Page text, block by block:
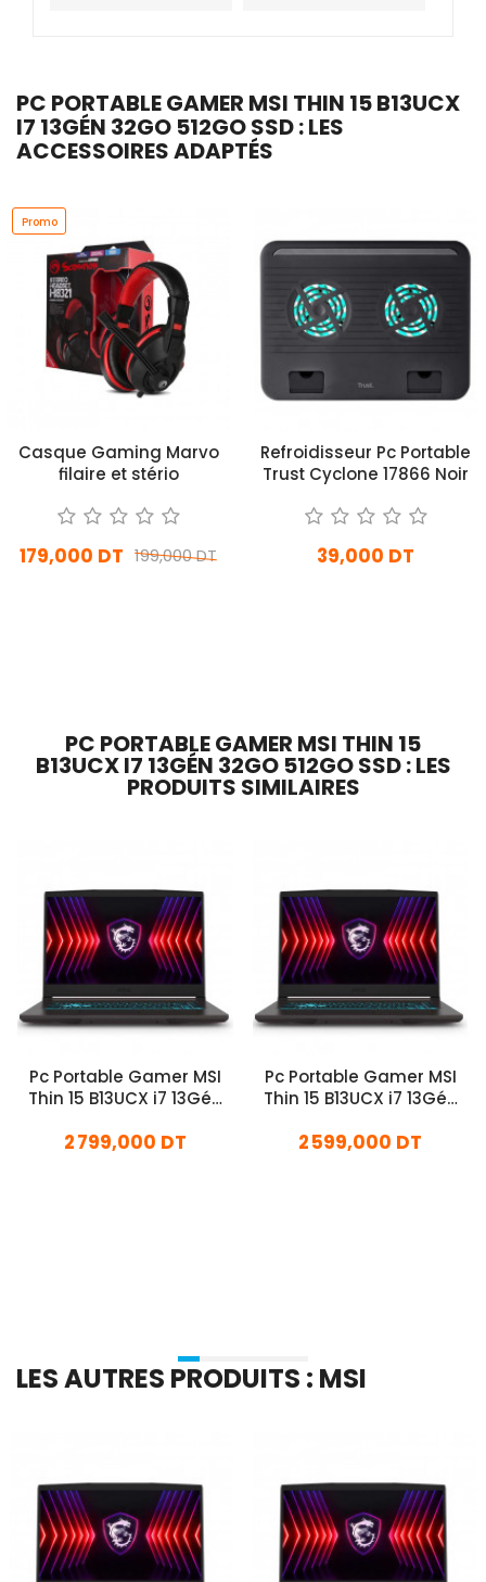
PC PORTABLE GAMER MSI THIN 15 B13UCX
I7 13GÉN 32GO 512GO SSD : LES
ACCESSOIRES ADAPTÉS
Promo
Casque Gaming Marvo
filaire et stério
199,000 DT
179,000 DT
Refroidisseur Pc Portable
Trust Cyclone 17866 Noir
39,000 DT
PC PORTABLE GAMER MSI THIN 15
B13UCX I7 13GÉN 32GO 512GO SSD : LES
PRODUITS SIMILAIRES
Pc Portable Gamer MSI
Thin 15 B13UCX i7 13Gén
2 799,000 DT
Pc Portable Gamer MSI
Thin 15 B13UCX i7 13Gén
2 599,000 DT
LES AUTRES PRODUITS : MSI